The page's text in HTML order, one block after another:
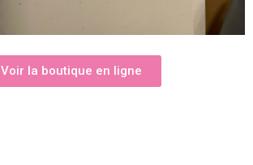
Voir la boutique en ligne